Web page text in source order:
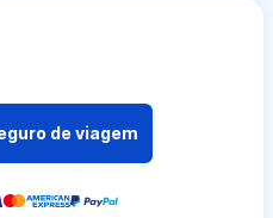
de viagem